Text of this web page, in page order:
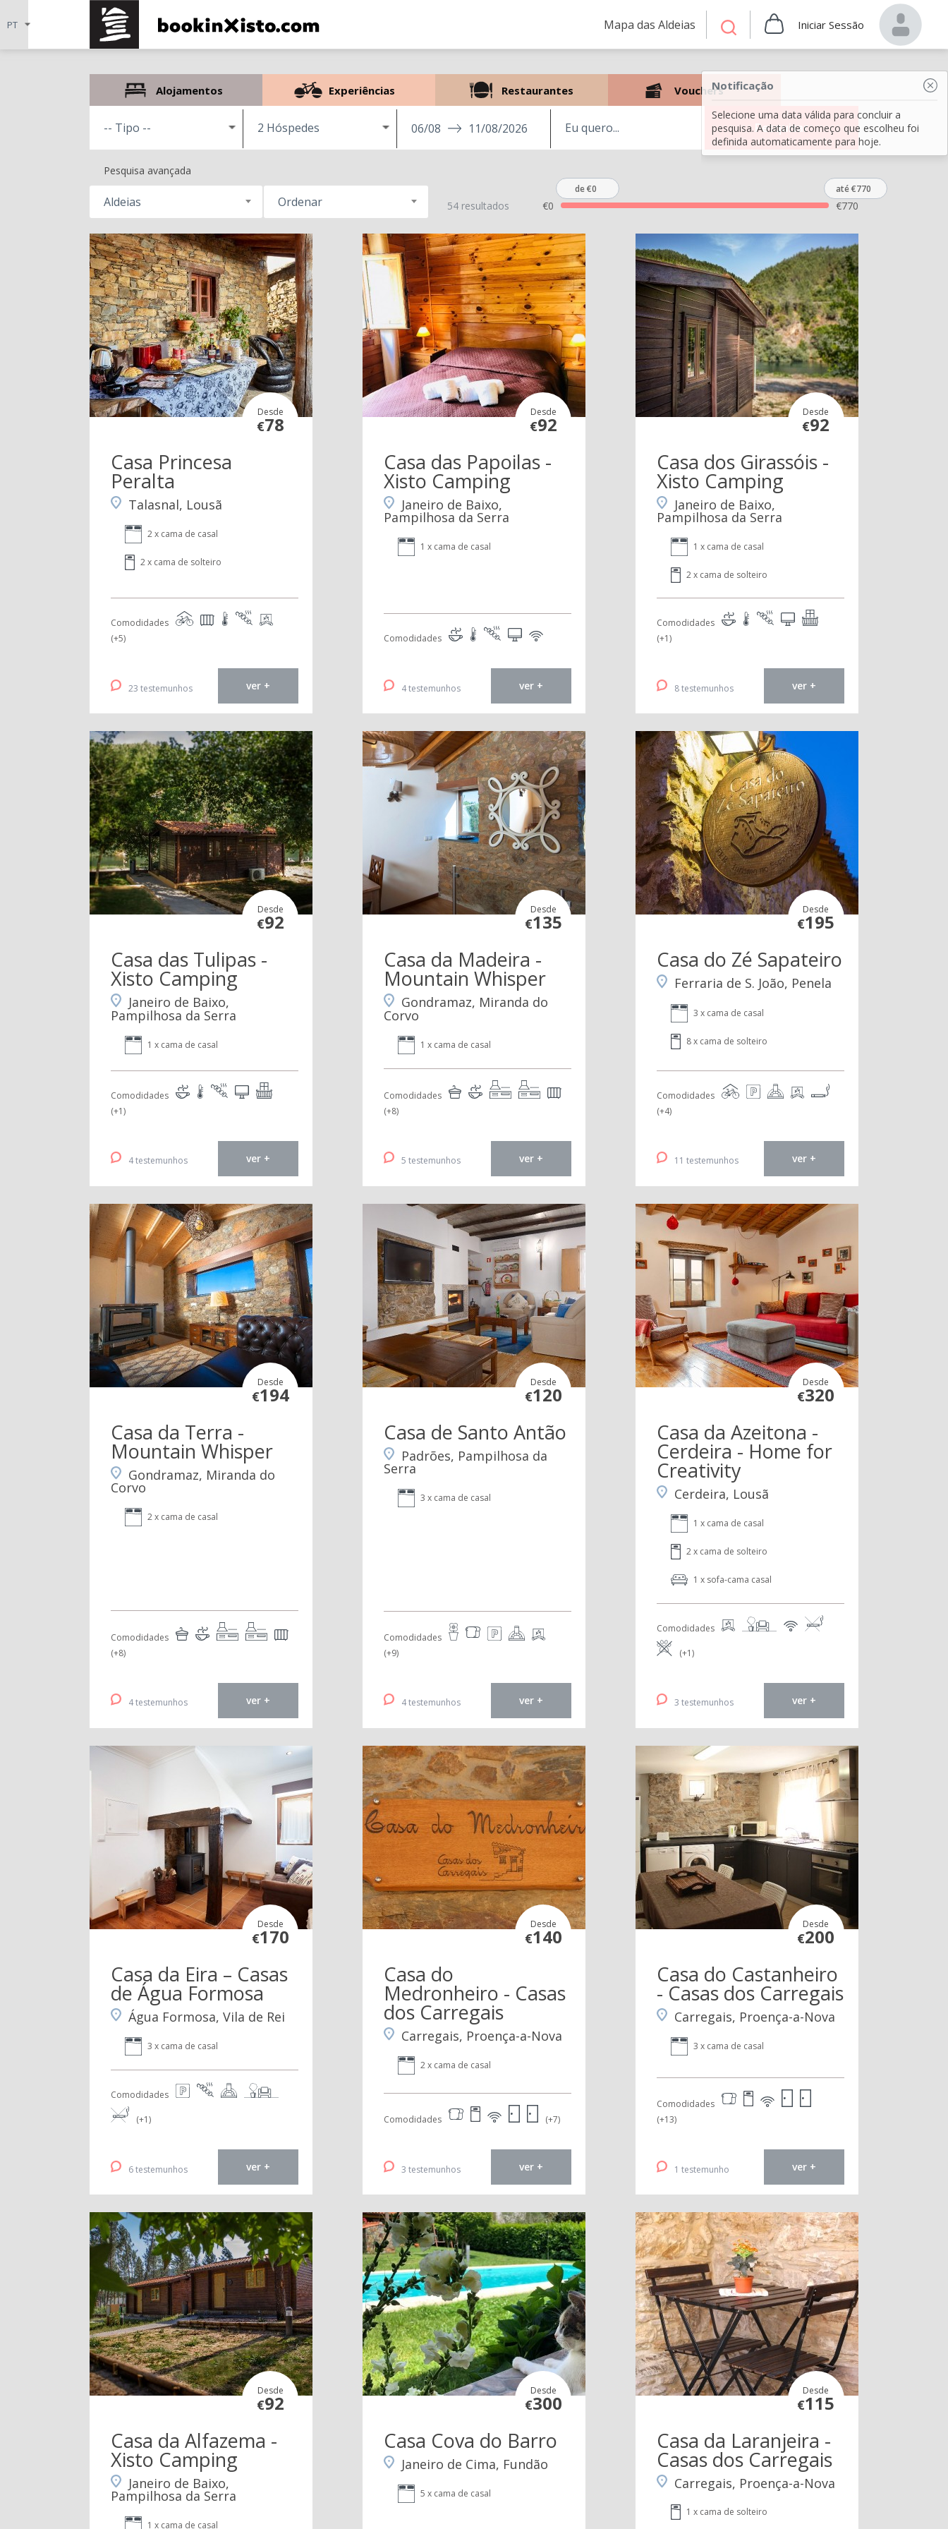
Mapa das Aldeias Iniciar Sessão
Notificação
Selecione uma data válida para concluir a
pesquisa. A data de começo que escolheu foi
definida automaticamente para hoje.
Alojamentos Experiências Restaurantes Vouchers
2 Hóspedes 06/08 11/08/2026 Pesquisar
Pesquisa avançada
Aldeias Ordenar 54 resultados €0
de €0 até €770
€770
Desde
€78
Casa Princesa
Peralta
Talasnal, Lousã
2 x cama de casal
2 x cama de solteiro
Comodidades
(+5)
23 testemunhos ver +
Desde
€92
Casa das Papoilas -
Xisto Camping
Janeiro de Baixo,
Pampilhosa da Serra
1 x cama de casal
Comodidades
4 testemunhos ver +
Desde
€92
Casa dos Girassóis -
Xisto Camping
Janeiro de Baixo,
Pampilhosa da Serra
1 x cama de casal
2 x cama de solteiro
Comodidades
(+1)
8 testemunhos ver +
Desde
€92
Casa das Tulipas -
Xisto Camping
Janeiro de Baixo,
Pampilhosa da Serra
1 x cama de casal
Comodidades
(+1)
4 testemunhos ver +
Desde
€135
Casa da Madeira -
Mountain Whisper
Gondramaz, Miranda do
Corvo
1 x cama de casal
Comodidades
(+8)
5 testemunhos ver +
Desde
€195
Casa do Zé Sapateiro
Ferraria de S. João, Penela
3 x cama de casal
8 x cama de solteiro
Comodidades
(+4)
11 testemunhos ver +
Desde
€194
Casa da Terra -
Mountain Whisper
Gondramaz, Miranda do
Corvo
2 x cama de casal
Comodidades
(+8)
4 testemunhos ver +
Desde
€120
Casa de Santo Antão
Padrões, Pampilhosa da
Serra
3 x cama de casal
Comodidades
(+9)
4 testemunhos ver +
Desde
€320
Casa da Azeitona -
Cerdeira - Home for
Creativity
Cerdeira, Lousã
1 x cama de casal
2 x cama de solteiro
1 x sofa-cama casal
Comodidades
(+1)
3 testemunhos ver +
Desde
€170
Casa da Eira – Casas
de Água Formosa
Água Formosa, Vila de Rei
3 x cama de casal
Comodidades
(+1)
6 testemunhos ver +
Desde
€140
Casa do
Medronheiro - Casas
dos Carregais
Carregais, Proença-a-Nova
2 x cama de casal
Comodidades (+7)
3 testemunhos ver +
Desde
€200
Casa do Castanheiro
- Casas dos Carregais
Carregais, Proença-a-Nova
3 x cama de casal
Comodidades
(+13)
1 testemunho ver +
Desde
€92
Casa da Alfazema -
Xisto Camping
Janeiro de Baixo,
Pampilhosa da Serra
1 x cama de casal
Desde
€300
Casa Cova do Barro
Janeiro de Cima, Fundão
5 x cama de casal
Desde
€115
Casa da Laranjeira -
Casas dos Carregais
Carregais, Proença-a-Nova
1 x cama de solteiro